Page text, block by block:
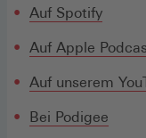
Auf Spotify(Öffnet
einem
neuen
Auf Apple
Auf unserem
Bei Podigee